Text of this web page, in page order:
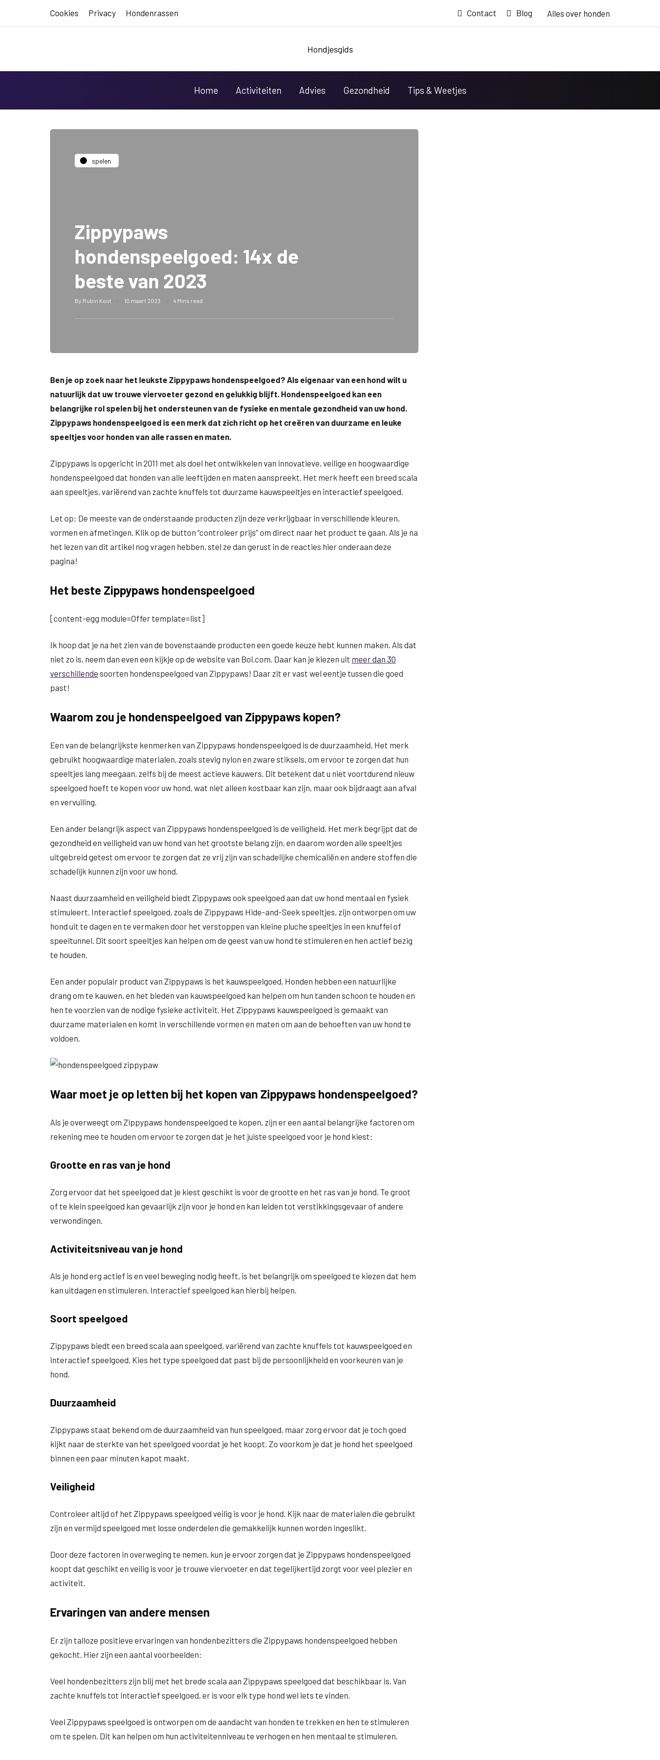
Cookies Privacy Hondenrassen Blog
Contact Alles over honden
Hondjesgids
Home Activiteiten Advies Gezondheid Tips & Weetjes
spelen
Zippypaws
hondenspeelgoed: 14x de
beste van 2023
By Rubin Koot 10 maart 2023 4 Mins read
Ben je op zoek naar het leukste Zippypaws hondenspeelgoed? Als eigenaar van een hond wilt u
natuurlijk dat uw trouwe viervoeter gezond en gelukkig blijft. Hondenspeelgoed kan een
belangrijke rol spelen bij het ondersteunen van de fysieke en mentale gezondheid van uw hond.
Zippypaws hondenspeelgoed is een merk dat zich richt op het creëren van duurzame en leuke
speeltjes voor honden van alle rassen en maten.
Zippypaws is opgericht in 2011 met als doel het ontwikkelen van innovatieve, veilige en hoogwaardige
hondenspeelgoed dat honden van alle leeftijden en maten aanspreekt. Het merk heeft een breed scala
aan speeltjes, variërend van zachte knuffels tot duurzame kauwspeeltjes en interactief speelgoed.
Let op: De meeste van de onderstaande producten zijn deze verkrijgbaar in verschillende kleuren,
vormen en afmetingen. Klik op de button “controleer prijs” om direct naar het product te gaan. Als je na
het lezen van dit artikel nog vragen hebben, stel ze dan gerust in de reacties hier onderaan deze
pagina!
Het beste Zippypaws hondenspeelgoed
[content-egg module=Offer template=list]
Ik hoop dat je na het zien van de bovenstaande producten een goede keuze hebt kunnen maken. Als dat
niet zo is, neem dan even een kijkje op de website van Bol.com. Daar kan je kiezen uit meer dan 30
verschillende soorten hondenspeelgoed van Zippypaws! Daar zit er vast wel eentje tussen die goed
past!
Waarom zou je hondenspeelgoed van Zippypaws kopen?
Een van de belangrijkste kenmerken van Zippypaws hondenspeelgoed is de duurzaamheid. Het merk
gebruikt hoogwaardige materialen, zoals stevig nylon en zware stiksels, om ervoor te zorgen dat hun
speeltjes lang meegaan, zelfs bij de meest actieve kauwers. Dit betekent dat u niet voortdurend nieuw
speelgoed hoeft te kopen voor uw hond, wat niet alleen kostbaar kan zijn, maar ook bijdraagt aan afval
en vervuiling.
Een ander belangrijk aspect van Zippypaws hondenspeelgoed is de veiligheid. Het merk begrijpt dat de
gezondheid en veiligheid van uw hond van het grootste belang zijn, en daarom worden alle speeltjes
uitgebreid getest om ervoor te zorgen dat ze vrij zijn van schadelijke chemicaliën en andere stoffen die
schadelijk kunnen zijn voor uw hond.
Naast duurzaamheid en veiligheid biedt Zippypaws ook speelgoed aan dat uw hond mentaal en fysiek
stimuleert. Interactief speelgoed, zoals de Zippypaws Hide-and-Seek speeltjes, zijn ontworpen om uw
hond uit te dagen en te vermaken door het verstoppen van kleine pluche speeltjes in een knuffel of
speeltunnel. Dit soort speeltjes kan helpen om de geest van uw hond te stimuleren en hen actief bezig
te houden.
Een ander populair product van Zippypaws is het kauwspeelgoed. Honden hebben een natuurlijke
drang om te kauwen, en het bieden van kauwspeelgoed kan helpen om hun tanden schoon te houden en
hen te voorzien van de nodige fysieke activiteit. Het Zippypaws kauwspeelgoed is gemaakt van
duurzame materialen en komt in verschillende vormen en maten om aan de behoeften van uw hond te
voldoen.
Waar moet je op letten bij het kopen van Zippypaws hondenspeelgoed?
Als je overweegt om Zippypaws hondenspeelgoed te kopen, zijn er een aantal belangrijke factoren om
rekening mee te houden om ervoor te zorgen dat je het juiste speelgoed voor je hond kiest:
Grootte en ras van je hond
Zorg ervoor dat het speelgoed dat je kiest geschikt is voor de grootte en het ras van je hond. Te groot
of te klein speelgoed kan gevaarlijk zijn voor je hond en kan leiden tot verstikkingsgevaar of andere
verwondingen.
Activiteitsniveau van je hond
Als je hond erg actief is en veel beweging nodig heeft, is het belangrijk om speelgoed te kiezen dat hem
kan uitdagen en stimuleren. Interactief speelgoed kan hierbij helpen.
Soort speelgoed
Zippypaws biedt een breed scala aan speelgoed, variërend van zachte knuffels tot kauwspeelgoed en
interactief speelgoed. Kies het type speelgoed dat past bij de persoonlijkheid en voorkeuren van je
hond.
Duurzaamheid
Zippypaws staat bekend om de duurzaamheid van hun speelgoed, maar zorg ervoor dat je toch goed
kijkt naar de sterkte van het speelgoed voordat je het koopt. Zo voorkom je dat je hond het speelgoed
binnen een paar minuten kapot maakt.
Veiligheid
Controleer altijd of het Zippypaws speelgoed veilig is voor je hond. Kijk naar de materialen die gebruikt
zijn en vermijd speelgoed met losse onderdelen die gemakkelijk kunnen worden ingeslikt.
Door deze factoren in overweging te nemen, kun je ervoor zorgen dat je Zippypaws hondenspeelgoed
koopt dat geschikt en veilig is voor je trouwe viervoeter en dat tegelijkertijd zorgt voor veel plezier en
activiteit.
Ervaringen van andere mensen
Er zijn talloze positieve ervaringen van hondenbezitters die Zippypaws hondenspeelgoed hebben
gekocht. Hier zijn een aantal voorbeelden:
Veel hondenbezitters zijn blij met het brede scala aan Zippypaws speelgoed dat beschikbaar is. Van
zachte knuffels tot interactief speelgoed, er is voor elk type hond wel iets te vinden.
Veel Zippypaws speelgoed is ontworpen om de aandacht van honden te trekken en hen te stimuleren
om te spelen. Dit kan helpen om hun activiteitenniveau te verhogen en hen mentaal te stimuleren.